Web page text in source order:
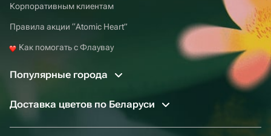
Корпоративным клиентам
Правила акции “Atomic Heart”
Как помогать с Флаувау
Популярные города
Доставка цветов по Беларуси